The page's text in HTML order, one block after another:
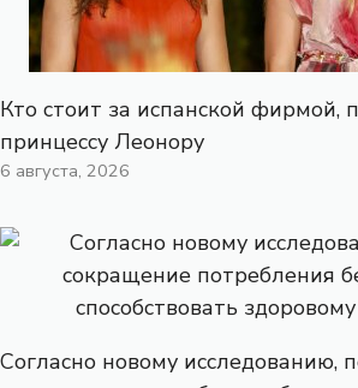
Кто стоит за испанской фирмой,
принцессу Леонору
6 августа, 2026
Согласно новому исследованию,